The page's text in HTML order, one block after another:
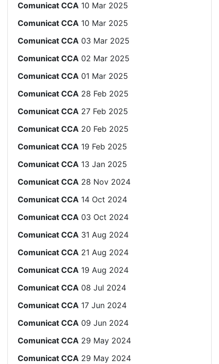
Comunicat CCA 10 Mar 2025
Comunicat CCA 10 Mar 2025
Comunicat CCA 03 Mar 2025
Comunicat CCA 02 Mar 2025
Comunicat CCA 01 Mar 2025
Comunicat CCA 28 Feb 2025
Comunicat CCA 27 Feb 2025
Comunicat CCA 20 Feb 2025
Comunicat CCA 19 Feb 2025
Comunicat CCA 13 Jan 2025
Comunicat CCA 28 Nov 2024
Comunicat CCA 14 Oct 2024
Comunicat CCA 03 Oct 2024
Comunicat CCA 31 Aug 2024
Comunicat CCA 21 Aug 2024
Comunicat CCA 19 Aug 2024
Comunicat CCA 08 Jul 2024
Comunicat CCA 17 Jun 2024
Comunicat CCA 09 Jun 2024
Comunicat CCA 29 May 2024
Comunicat CCA 29 May 2024